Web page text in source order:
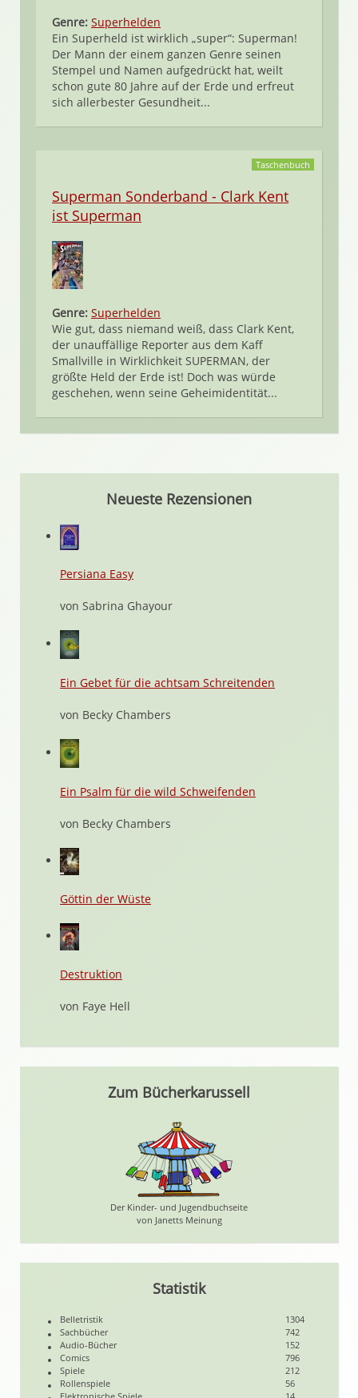
Genre: Superhelden
Ein Superheld ist wirklich „super“: Superman!
Der Mann der einem ganzen Genre seinen
Stempel und Namen aufgedrückt hat, weilt
schon gute 80 Jahre auf der Erde und erfreut
sich allerbester Gesundheit...
Taschenbuch
Superman Sonderband - Clark Kent
ist Superman
Genre: Superhelden
Wie gut, dass niemand weiß, dass Clark Kent,
der unauffällige Reporter aus dem Kaff
Smallville in Wirklichkeit SUPERMAN, der
größte Held der Erde ist! Doch was würde
geschehen, wenn seine Geheimidentität...
Neueste Rezensionen
Persiana Easy
von Sabrina Ghayour
Ein Gebet für die achtsam Schreitenden
von Becky Chambers
Ein Psalm für die wild Schweifenden
von Becky Chambers
Göttin der Wüste
Destruktion
von Faye Hell
Zum Bücherkarussell
Der Kinder- und Jugendbuchseite
von Janetts Meinung
Statistik
Belletristik
1304
Sachbücher
742
Audio-Bücher
152
Comics
796
Spiele
212
Rollenspiele
56